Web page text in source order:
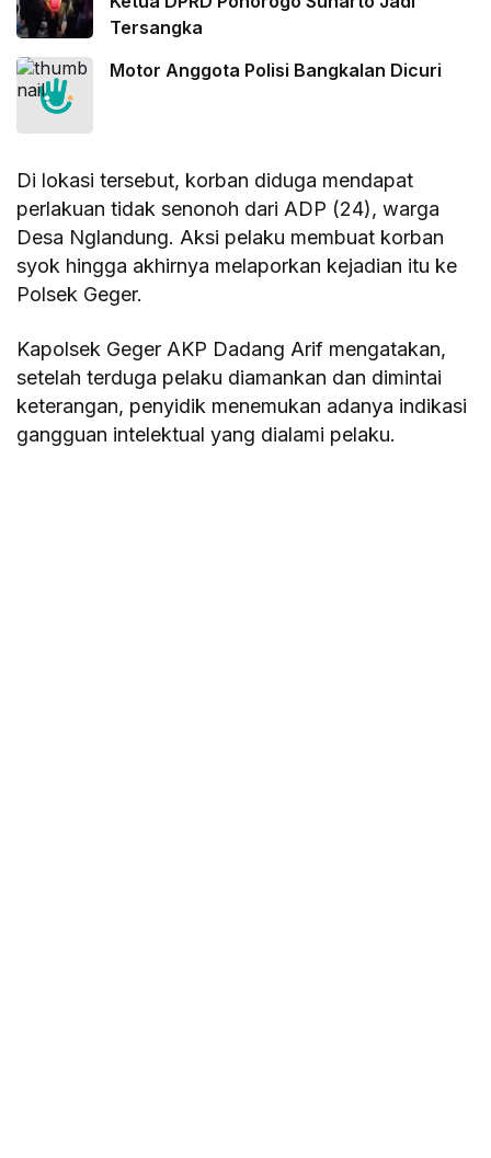
Tersangka
Motor Anggota Polisi Bangkalan Dicuri
Di lokasi tersebut, korban diduga mendapat
perlakuan tidak senonoh dari ADP (24), warga
Desa Nglandung. Aksi pelaku membuat korban
syok hingga akhirnya melaporkan kejadian itu ke
Polsek Geger.
Kapolsek Geger AKP Dadang Arif mengatakan,
setelah terduga pelaku diamankan dan dimintai
keterangan, penyidik menemukan adanya indikasi
gangguan intelektual yang dialami pelaku.